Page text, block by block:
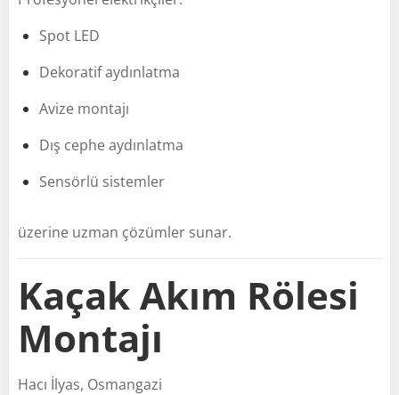
Spot LED
Dekoratif aydınlatma
Avize montajı
Dış cephe aydınlatma
Sensörlü sistemler
üzerine uzman çözümler sunar.
Kaçak Akım Rölesi
Montajı
Hacı İlyas, Osmangazi